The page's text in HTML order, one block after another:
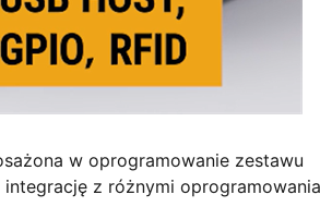
w oprogramowanie zestawu
z różnymi